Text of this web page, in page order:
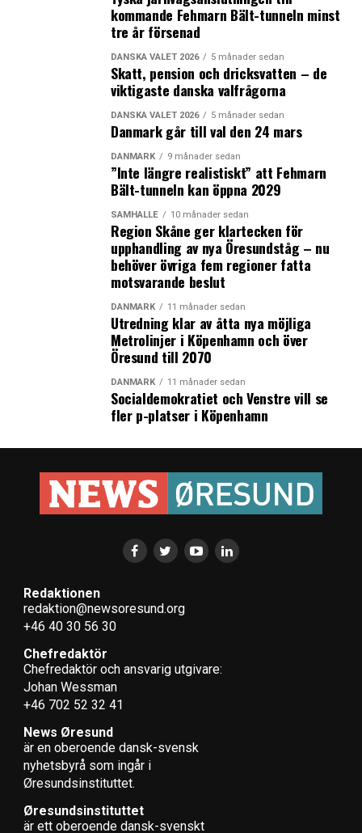
kommande Fehmarn Bält-tunneln minst
tre år försenad
DANSKA VALET 2026 5 månader sedan
Skatt, pension och dricksvatten – de
viktigaste danska valfrågorna
DANSKA VALET 2026 5 månader sedan
Danmark går till val den 24 mars
DANMARK 9 månader sedan
”Inte längre realistiskt” att Fehmarn
Bält-tunneln kan öppna 2029
SAMHÄLLE 10 månader sedan
Region Skåne ger klartecken för
upphandling av nya Öresundståg – nu
behöver övriga fem regioner fatta
motsvarande beslut
DANMARK 11 månader sedan
Utredning klar av åtta nya möjliga
Metrolinjer i Köpenhamn och över
Öresund till 2070
DANMARK 11 månader sedan
Socialdemokratiet och Venstre vill se
fler p-platser i Köpenhamn
Redaktionen
redaktion@newsoresund.org
+46 40 30 56 30
Chefredaktör
Chefredaktör och ansvarig utgivare:
Johan Wessman
+46 702 52 32 41
News Øresund
är en oberoende dansk-svensk
nyhets­byrå som ingår i
Øresundsinstituttet.
Øresundsinstituttet
är ett oberoende dansk-svenskt